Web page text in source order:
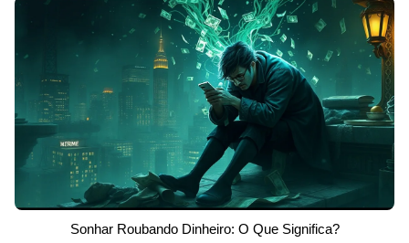
Sonhar Roubando Dinheiro: O Que Significa?